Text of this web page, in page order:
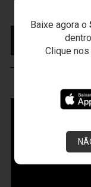
Baixe agora o
Clique
Campeonato
MAIS